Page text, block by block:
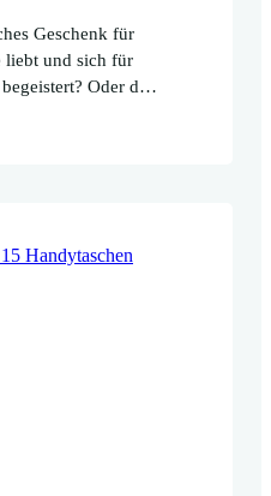
Geschenk für
liebt und sich für
Oder du
besondere
dich! Warum Kaffee